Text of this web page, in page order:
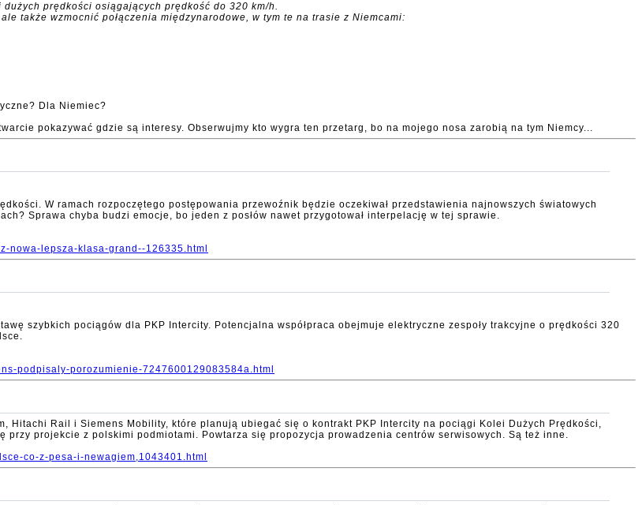
prędkości osiągających prędkość do 320 km/h.
także wzmocnić połączenia międzynarodowe, w tym te na trasie z Niemcami:
Dla Niemiec?
pokazywać gdzie są interesy. Obserwujmy kto wygra ten przetarg, bo na mojego nosa zarobią na tym Niemcy...
W ramach rozpoczętego postępowania przewoźnik będzie oczekiwał przedstawienia najnowszych światowych
Sprawa chyba budzi emocje, bo jeden z posłów nawet przygotował interpelację w tej sprawie.
nowa-lepsza-klasa-grand--126335.html
szybkich pociągów dla PKP Intercity. Potencjalna współpraca obejmuje elektryczne zespoły trakcyjne o prędkości 320
podpisaly-porozumienie-7247600129083584a.html
Hitachi Rail i Siemens Mobility, które planują ubiegać się o kontrakt PKP Intercity na pociągi Kolei Dużych Prędkości,
przy projekcie z polskimi podmiotami. Powtarza się propozycja prowadzenia centrów serwisowych. Są też inne.
co-z-pesa-i-newagiem,1043401.html